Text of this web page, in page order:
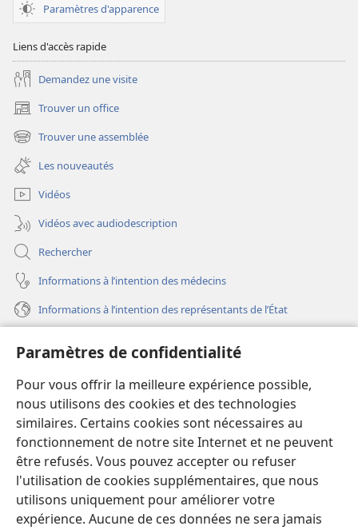
Paramètres de confidentialité
Pour vous offrir la meilleure expérience possible,
nous utilisons des cookies et des technologies
similaires. Certains cookies sont nécessaires au
fonctionnement de notre site Internet et ne peuvent
être refusés. Vous pouvez accepter ou refuser
l'utilisation de cookies supplémentaires, que nous
utilisons uniquement pour améliorer votre
expérience. Aucune de ces données ne sera jamais
Paramètres d'apparence
Liens d'accès rapide
Demandez une visite
Trouver un office
(ouvre
une
nouvelle
fenêtre)
Trouver une assemblée
(ouvre
une
nouvelle
fenêtre)
Les nouveautés
Vidéos
Vidéos avec audiodescription
Rechercher
Informations à l’intention des médecins
Informations à l’intention des représentants de l’État
(ouvre
une
nouvelle
fenêtre)
Bibliothèque en ligne
(ouvre
une
nouvelle
fenêtre)
JW Hub®
(ouvre
une
nouvelle
fenêtre)
JW Library